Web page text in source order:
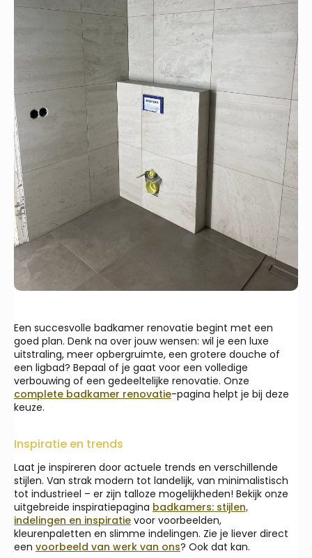
Een succesvolle badkamer renovatie begint met een
goed plan. Denk na over jouw wensen: wil je een luxe
uitstraling, meer opbergruimte, een grotere douche of
een ligbad? Bepaal of je gaat voor een volledige
verbouwing of een gedeeltelijke renovatie. Onze
complete badkamer renovatie-pagina helpt je bij deze
keuze.
Inspiratie en trends
Laat je inspireren door actuele trends en verschillende
stijlen. Van strak modern tot landelijk, van minimalistisch
tot industrieel – er zijn talloze mogelijkheden! Bekijk onze
uitgebreide inspiratiepagina badkamers: stijlen,
indelingen en inspiratie voor voorbeelden,
kleurenpaletten en slimme indelingen. Zie je liever direct
een voorbeeld van werk van ons? Ook dat kan.